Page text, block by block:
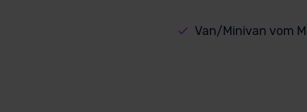
Van/Minivan vom